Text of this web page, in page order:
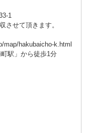
1
せて頂きます。
map/hakubaicho-k.html
駅」から徒歩1分